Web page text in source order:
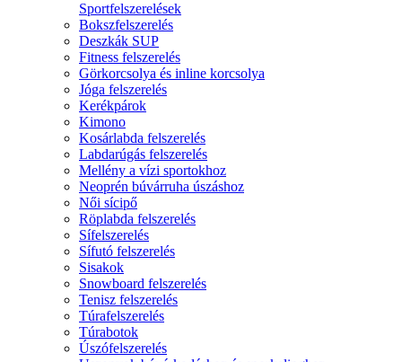
Sportfelszerelések
Bokszfelszerelés
Deszkák SUP
Fitness felszerelés
Görkorcsolya és inline korcsolya
Jóga felszerelés
Kerékpárok
Kimono
Kosárlabda felszerelés
Labdarúgás felszerelés
Mellény a vízi sportokhoz
Neoprén búvárruha úszáshoz
Női sícipő
Röplabda felszerelés
Sífelszerelés
Sífutó felszerelés
Sisakok
Snowboard felszerelés
Tenisz felszerelés
Túrafelszerelés
Túrabotok
Úszófelszerelés